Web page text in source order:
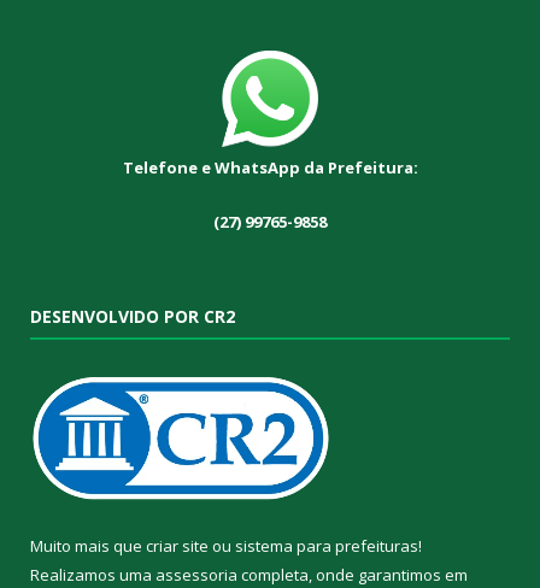
Telefone e WhatsApp da Prefeitura:
(27) 99765-9858
DESENVOLVIDO POR CR2
Muito mais que criar site ou sistema para prefeituras!
Realizamos uma assessoria completa, onde garantimos em